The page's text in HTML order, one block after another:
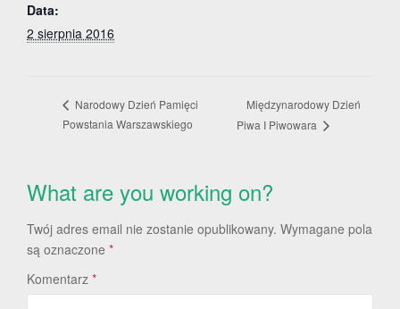
Data:
2 sierpnia 2016
Narodowy Dzień Pamięci
Powstania Warszawskiego
Międzynarodowy Dzień
Piwa I Piwowara
What are you working on?
Twój adres email nie zostanie opublikowany. Wymagane pola
są oznaczone *
Komentarz *